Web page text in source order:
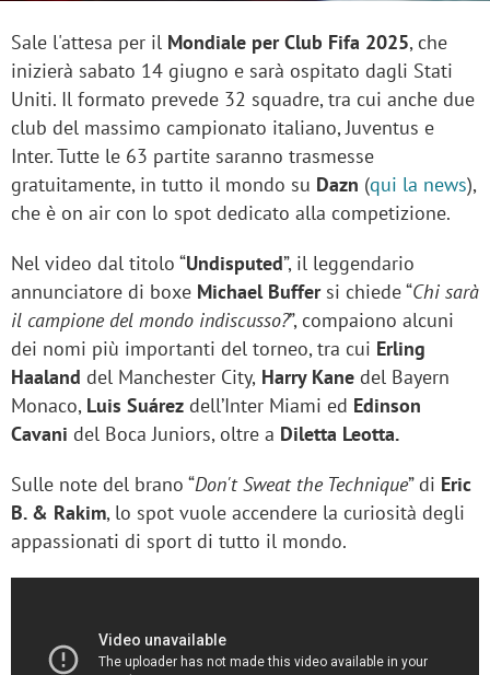
Sale l'attesa per il Mondiale per Club Fifa 2025, che
inizierà sabato 14 giugno e sarà ospitato dagli Stati
Uniti. Il formato prevede 32 squadre, tra cui anche due
club del massimo campionato italiano, Juventus e
Inter. Tutte le 63 partite saranno trasmesse
gratuitamente, in tutto il mondo su Dazn (qui la news),
che è on air con lo spot dedicato alla competizione.
Nel video dal titolo “Undisputed”, il leggendario
annunciatore di boxe Michael Buffersi chiede “Chi sarà
il campione del mondo indiscusso?”, compaiono alcuni
dei nomi più importanti del torneo, tra cui Erling
Haaland del Manchester City, Harry Kane del Bayern
Monaco, Luis Suárez dell’Inter Miami ed Edinson
Cavani del Boca Juniors, oltre a Diletta Leotta.
Sulle note del brano “Don't Sweat the Technique” di Eric
B. & Rakim, lo spot vuole accendere la curiosità degli
appassionati di sport di tutto il mondo.